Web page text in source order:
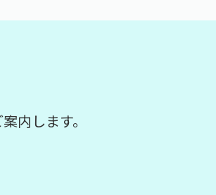
内します。